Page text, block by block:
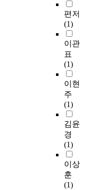
편저
(1)
이관
표
(1)
이현
주
(1)
김윤
경
(1)
이상
훈
(1)